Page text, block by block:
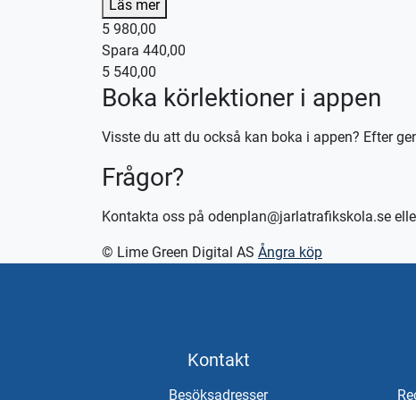
Kontakta oss för bokning eller logga in på appen
Vid önskemål om betalning via faktura, vänligen
Läs mer
5 980,00
Spara 440,00
5 540,00
Boka körlektioner i appen
Visste du att du också kan boka i appen? Efter
Frågor?
Kontakta oss på odenplan@jarlatrafikskola.se
© Lime Green Digital AS Ångra köp
Kontakt
Besöksadresser